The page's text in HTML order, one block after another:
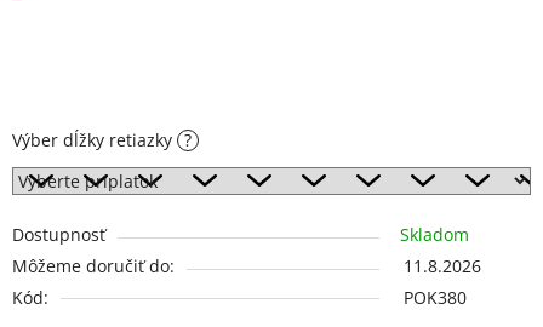
Výber dĺžky retiazky ?
Dostupnosť
Skladom
Môžeme doručiť do:
11.8.2026
Kód:
POK380